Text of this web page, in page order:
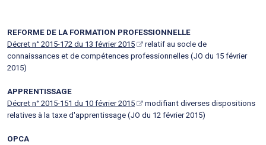
REFORME DE LA FORMATION PROFESSIONNELLE
Décret n° 2015-172 du 13 février 2015
relatif au socle de
connaissances et de compétences professionnelles (JO du 15 février
2015)
APPRENTISSAGE
Décret n° 2015-151 du 10 février 2015
modifiant diverses dispositions
relatives à la taxe d'apprentissage (JO du 12 février 2015)
OPCA